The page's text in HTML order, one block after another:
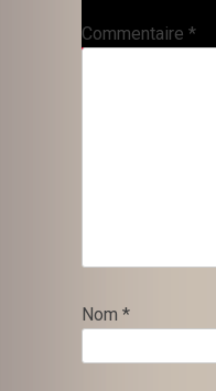
Commentaire *
Nom *